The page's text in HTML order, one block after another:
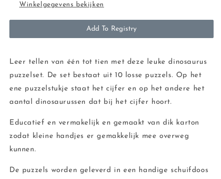
Winkelgegevens bekijken
Add To Registry
Leer tellen van één tot tien met deze leuke dinosaurus
puzzelset. De set bestaat uit 10 losse puzzels. Op het
ene puzzelstukje staat het cijfer en op het andere het
aantal dinosaurussen dat bij het cijfer hoort.
Educatief en vermakelijk en gemaakt van dik karton
zodat kleine handjes er gemakkelijk mee overweg
kunnen.
De puzzels worden geleverd in een handige schuifdoos